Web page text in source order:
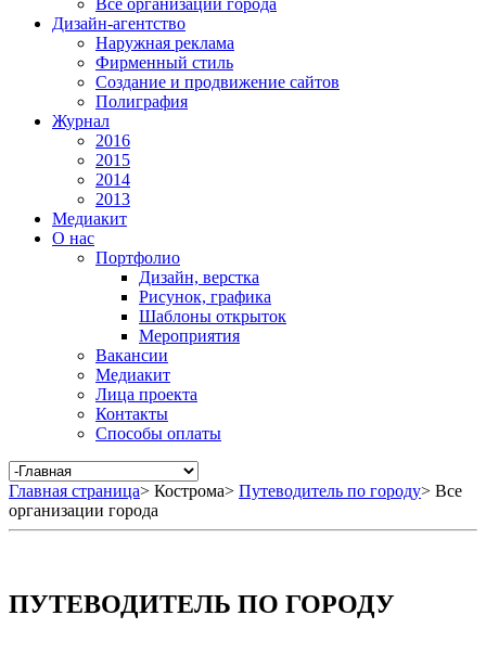
Дизайн-агентство
Наружная реклама
Фирменный стиль
Создание и продвижение сайтов
Полиграфия
Журнал
2016
2015
2014
2013
Медиакит
О нас
Портфолио
Дизайн, верстка
Рисунок, графика
Шаблоны открыток
Мероприятия
Вакансии
Медиакит
Лица проекта
Контакты
Способы оплаты
Главная страница> Кострома> Путеводитель по городу> Все
организации города
ПУТЕВОДИТЕЛЬ ПО ГОРОДУ